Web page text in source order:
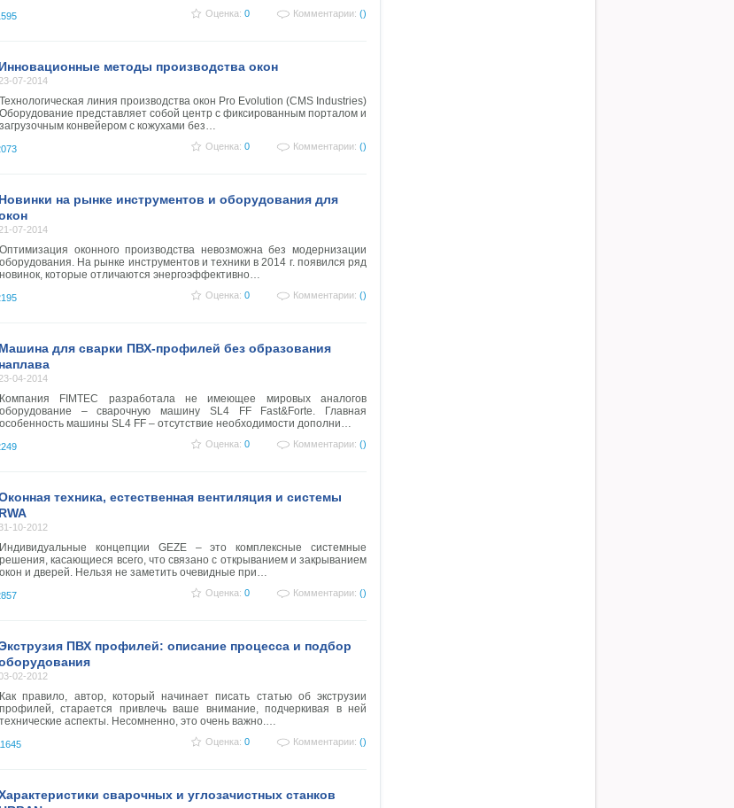
Оценка: 0 Комментарии: ()
Инновационные методы производства окон
23-07-2014
Технологическая линия производства окон Pro Evolution (CMS Industries)
Оборудование представляет собой центр с фиксированным порталом и
загрузочным конвейером с кожухами без…
Оценка: 0 Комментарии: ()
Новинки на рынке инструментов и оборудования для
21-07-2014
Оптимизация оконного производства невозможна без модернизации
оборудования. На рынке инструментов и техники в 2014 г. появился ряд
новинок, которые отличаются энергоэффективно…
Оценка: 0 Комментарии: ()
Машина для сварки ПВХ-профилей без образования
наплава
23-04-2014
Компания FIMTEC разработала не имеющее мировых аналогов
оборудование – сварочную машину SL4 FF Fast&Forte. Главная
особенность машины SL4 FF – отсутствие необходимости дополни…
Оценка: 0 Комментарии: ()
техника, естественная вентиляция и системы
RWA
10-2012
Индивидуальные концепции GEZE – это комплексные системные
решения, касающиеся всего, что связано с открыванием и закрыванием
окон и дверей. Нельзя не заметить очевидные при…
Оценка: 0 Комментарии: ()
ПВХ профилей: описание процесса и подбор
02-2012
Как правило, автор, который начинает писать статью об экструзии
профилей, старается привлечь ваше внимание, подчеркивая в ней
технические аспекты. Несомненно, это очень важно.…
Оценка: 0 Комментарии: ()
сварочных и углозачистных станков